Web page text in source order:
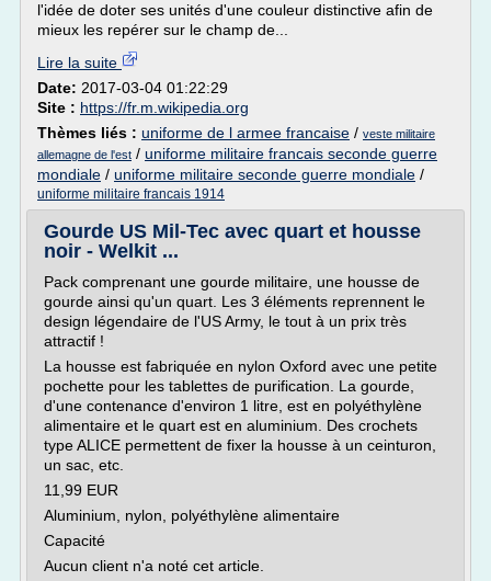
l'idée de doter ses unités d'une couleur distinctive afin de
mieux les repérer sur le champ de...
Lire la suite
Date: 2017-03-04 01:22:29
Site : https://fr.m.wikipedia.org
Thèmes liés : uniforme de l armee francaise / veste militaire
allemagne de l'est / uniforme militaire francais seconde guerre
mondiale / uniforme militaire seconde guerre mondiale /
uniforme militaire francais 1914
Gourde US Mil-Tec avec quart et housse
noir - Welkit ...
Pack comprenant une gourde militaire, une housse de
gourde ainsi qu'un quart. Les 3 éléments reprennent le
design légendaire de l'US Army, le tout à un prix très
attractif !
La housse est fabriquée en nylon Oxford avec une petite
pochette pour les tablettes de purification. La gourde,
d'une contenance d'environ 1 litre, est en polyéthylène
alimentaire et le quart est en aluminium. Des crochets
type ALICE permettent de fixer la housse à un ceinturon,
un sac, etc.
11,99 EUR
Aluminium, nylon, polyéthylène alimentaire
Capacité
Aucun client n'a noté cet article.